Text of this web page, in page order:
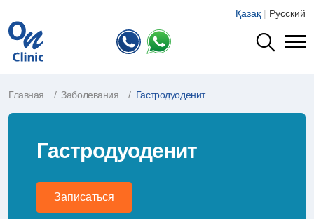
Қазақ | Русский
Главная Заболевания Гастродуоденит
Гастродуоденит
Записаться